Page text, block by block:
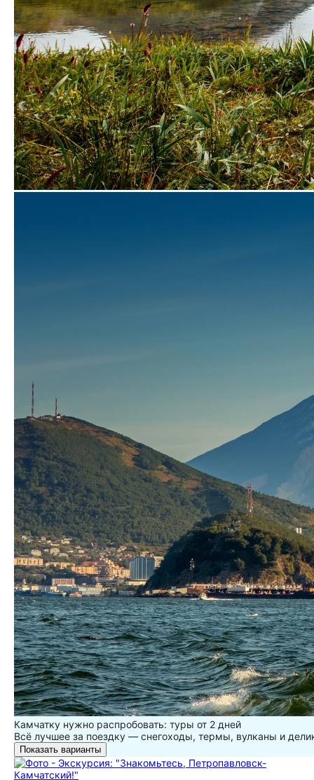
Камчатку нужно распробовать: туры от 2 дней
Всё лучшее за поездку — снегоходы, термы, вулканы и
Показать варианты